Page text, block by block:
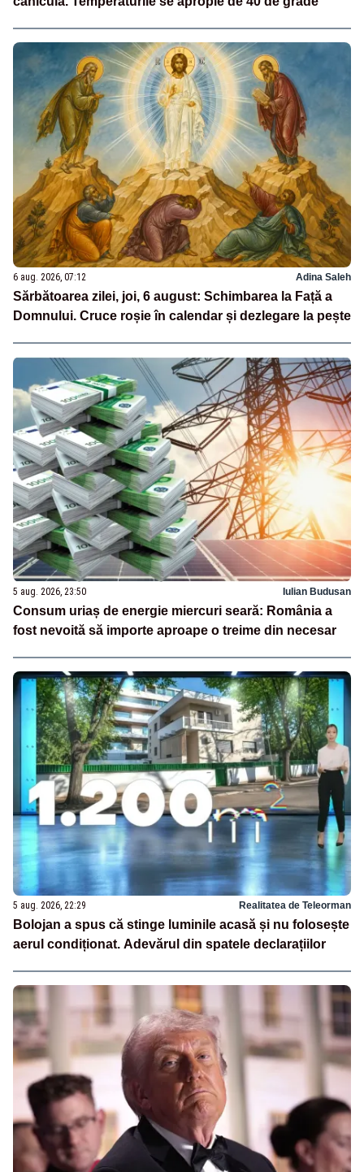
6 aug. 2026, 07:12 Adina Saleh
Sărbătoarea zilei, joi, 6 august: Schimbarea la Față a
Domnului. Cruce roșie în calendar și dezlegare la pește
5 aug. 2026, 23:50 Iulian Budusan
Consum uriaș de energie miercuri seară: România a
fost nevoită să importe aproape o treime din necesar
5 aug. 2026, 22:29 Realitatea de Teleorman
Bolojan a spus că stinge luminile acasă și nu folosește
aerul condiționat. Adevărul din spatele declarațiilor